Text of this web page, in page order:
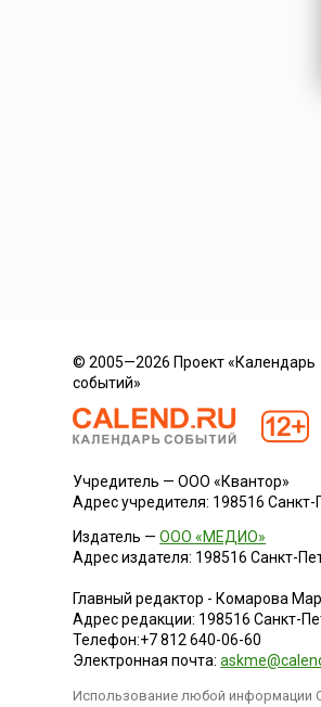
© 2005—2026 Проект «Календарь
событий»
Учредитель — ООО «Квантор»
Адрес учредителя: 198516 Санкт-
Издатель —ООО «МЕДИО»
Адрес издателя: 198516 Санкт-
Главный редактор - Комарова
Адрес редакции: 198516 Санкт-
Телефон:+7 812 640-06-60
Электронная почта:
Использование любой информации